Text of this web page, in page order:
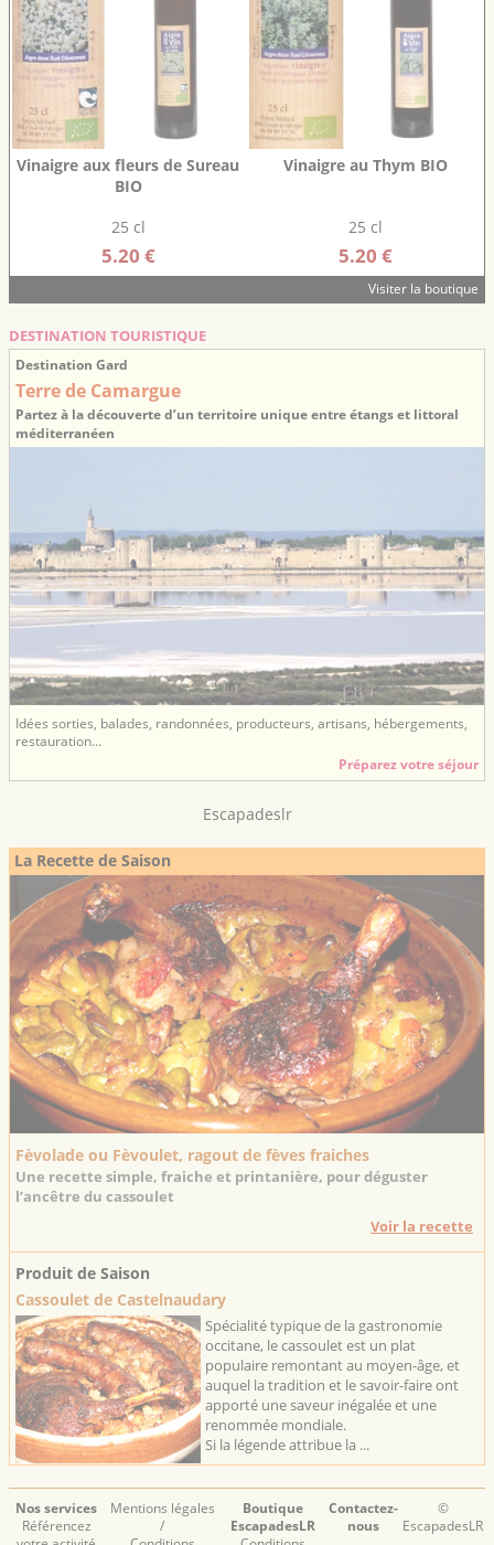
Vinaigre aux fleurs de Sureau
BIO
25 cl
5.20 €
Vinaigre au Thym BIO
25 cl
5.20 €
Visiter la boutique
DESTINATION TOURISTIQUE
Destination Gard
Terre de Camargue
Partez à la découverte d’un territoire unique entre étangs et littoral
méditerranéen
Idées sorties, balades, randonnées, producteurs, artisans, hébergements,
restauration...
Préparez votre séjour
Escapadeslr
La Recette de Saison
Fèvolade ou Fèvoulet, ragout de fèves fraiches
Une recette simple, fraiche et printanière, pour déguster
l’ancêtre du cassoulet
Voir la recette
Produit de Saison
Cassoulet de Castelnaudary
Spécialité typique de la gastronomie
occitane, le cassoulet est un plat
populaire remontant au moyen-âge, et
auquel la tradition et le savoir-faire ont
apporté une saveur inégalée et une
renommée mondiale.
Si la légende attribue la ...
Nos services
Référencez
Mentions légales
/
Boutique
EscapadesLR
Contactez-
nous
©
EscapadesLR